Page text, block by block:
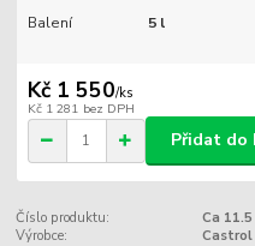
Balení
5 l
Kč 1 550/ks
Kč 1 281 bez DPH
Přidat do
Číslo produktu:
Ca 11.5
Výrobce:
Castrol